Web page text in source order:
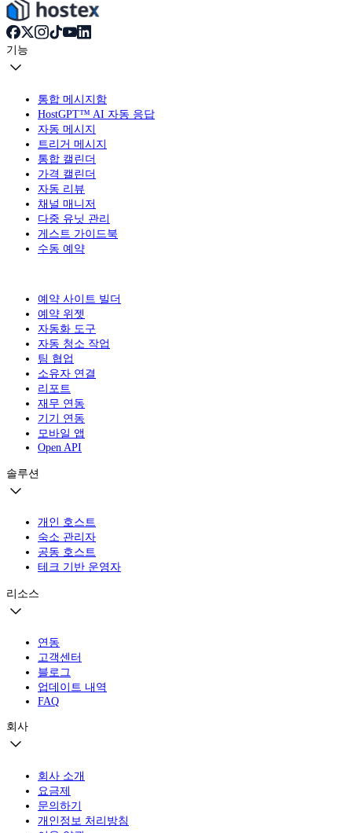
기능
통합 메시지함
HostGPT™ AI 자동 응답
자동 메시지
트리거 메시지
통합 캘린더
가격 캘린더
자동 리뷰
채널 매니저
다중 유닛 관리
게스트 가이드북
수동 예약
예약 사이트 빌더
예약 위젯
자동화 도구
자동 청소 작업
팀 협업
소유자 연결
리포트
재무 연동
기기 연동
모바일 앱
Open API
솔루션
개인 호스트
숙소 관리자
공동 호스트
테크 기반 운영자
리소스
연동
고객센터
블로그
업데이트 내역
FAQ
회사
회사 소개
요금제
문의하기
개인정보 처리방침